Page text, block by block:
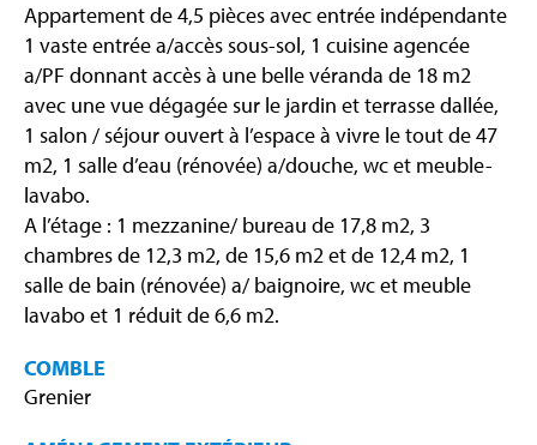
Appartement de 4,5 pièces avec entrée indépendante
1 vaste entrée a/accès sous-sol, 1 cuisine agencée
a/PF donnant accès à une belle véranda de 18 m2
avec une vue dégagée sur le jardin et terrasse dallée,
1 salon / séjour ouvert à l’espace à vivre le tout de 47
m2, 1 salle d’eau (rénovée) a/douche, wc et meuble-
lavabo.
A l’étage : 1 mezzanine/ bureau de 17,8 m2, 3
chambres de 12,3 m2, de 15,6 m2 et de 12,4 m2, 1
salle de bain (rénovée) a/ baignoire, wc et meuble
lavabo et 1 réduit de 6,6 m2.
COMBLE
Grenier